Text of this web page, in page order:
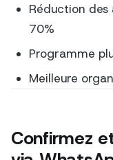
Réduction des
70%
Programme
Meilleure
Confirmez